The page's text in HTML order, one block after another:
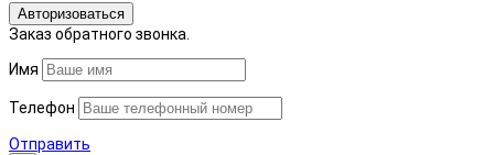
Авторизоваться
Заказ обратного звонка.
Имя
Телефон
Отправить